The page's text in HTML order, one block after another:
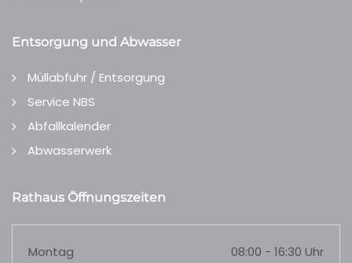
Entsorgung und Abwasser
Müllabfuhr / Entsorgung
Service NBS
Abfallkalender
Abwasserwerk
Rathaus Öffnungszeiten
Montag 08:00 - 16:30 Uhr